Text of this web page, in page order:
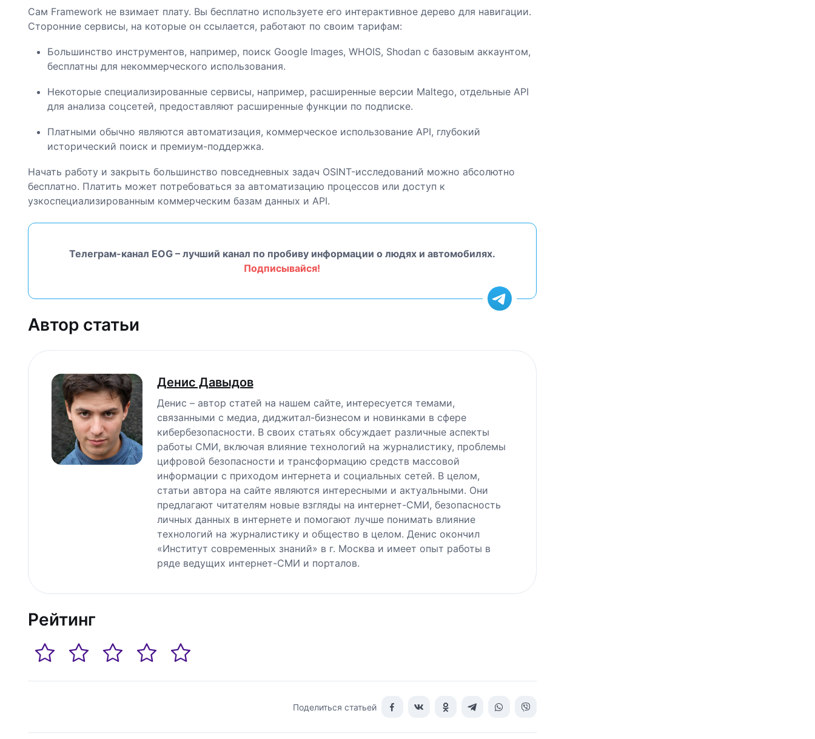
Сам Framework не взимает плату. Вы бесплатно используете его интерактивное дерево для навигации.
Сторонние сервисы, на которые он ссылается, работают по своим тарифам:
Большинство инструментов, например, поиск Google Images, WHOIS, Shodan с базовым аккаунтом,
бесплатны для некоммерческого использования.
Некоторые специализированные сервисы, например, расширенные версии Maltego, отдельные API
для анализа соцсетей, предоставляют расширенные функции по подписке.
Платными обычно являются автоматизация, коммерческое использование API, глубокий
исторический поиск и премиум-поддержка.
Начать работу и закрыть большинство повседневных задач OSINT-исследований можно абсолютно
бесплатно. Платить может потребоваться за автоматизацию процессов или доступ к
узкоспециализированным коммерческим базам данных и API.
Телеграм-канал EOG – лучший канал по пробиву информации о людях и автомобилях.
Подписывайся!
Автор статьи
Денис Давыдов
Денис – автор статей на нашем сайте, интересуется темами,
связанными с медиа, диджитал-бизнесом и новинками в сфере
кибербезопасности. В своих статьях обсуждает различные аспекты
работы СМИ, включая влияние технологий на журналистику, проблемы
цифровой безопасности и трансформацию средств массовой
информации с приходом интернета и социальных сетей. В целом,
статьи автора на сайте являются интересными и актуальными. Они
предлагают читателям новые взгляды на интернет-СМИ, безопасность
личных данных в интернете и помогают лучше понимать влияние
технологий на журналистику и общество в целом. Денис окончил
«Институт современных знаний» в г. Москва и имеет опыт работы в
ряде ведущих интернет-СМИ и порталов.
Рейтинг
Поделиться статьей